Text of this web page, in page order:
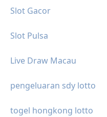
Slot Gacor
Slot Pulsa
Live Draw Macau
pengeluaran sdy lotto
togel hongkong lotto